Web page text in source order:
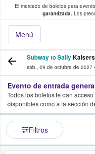
El mercado de boletos para
garantizada. Los
Menú
fans
Subway to Sally
sáb., 09 de octubre de 2027 •
Evento de entrada
Todos los boletos te dan
disponibles como a la sección
Filtros